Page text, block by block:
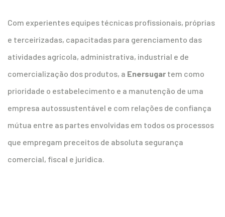
Com experientes equipes técnicas profissionais, próprias
e terceirizadas, capacitadas para gerenciamento das
atividades agrícola, administrativa, industrial e de
comercialização dos produtos, a Enersugar tem como
prioridade o estabelecimento e a manutenção de uma
empresa autossustentável e com relações de confiança
mútua entre as partes envolvidas em todos os processos
que empregam preceitos de absoluta segurança
comercial, fiscal e jurídica.